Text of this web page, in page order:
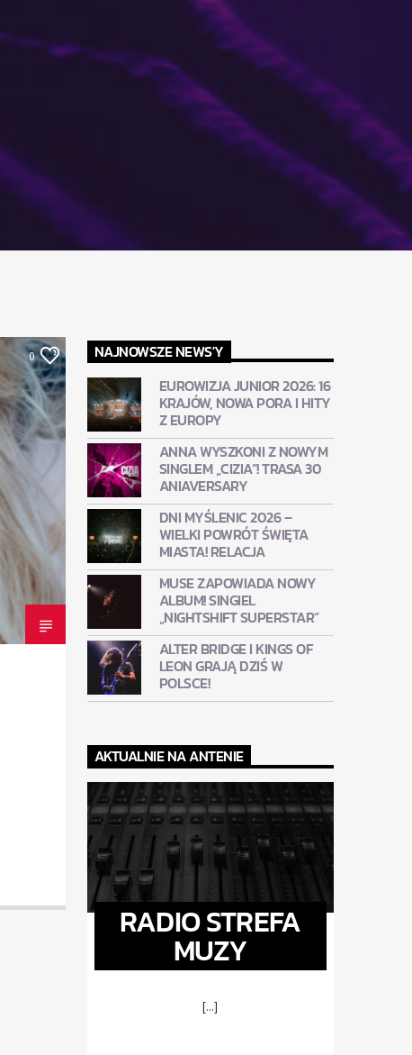
0
NAJNOWSZE NEWS'Y
EUROWIZJA JUNIOR 2026: 16
KRAJÓW, NOWA PORA I HITY
Z EUROPY
ANNA WYSZKONI Z NOWYM
SINGLEM „CIZIA”! TRASA 30
ANIAVERSARY
DNI MYŚLENIC 2026 –
WIELKI POWRÓT ŚWIĘTA
MIASTA! RELACJA
MUSE ZAPOWIADA NOWY
ALBUM! SINGIEL
„NIGHTSHIFT SUPERSTAR”
ALTER BRIDGE I KINGS OF
LEON GRAJĄ DZIŚ W
POLSCE!
AKTUALNIE NA ANTENIE
RADIO STREFA
MUZY
[...]